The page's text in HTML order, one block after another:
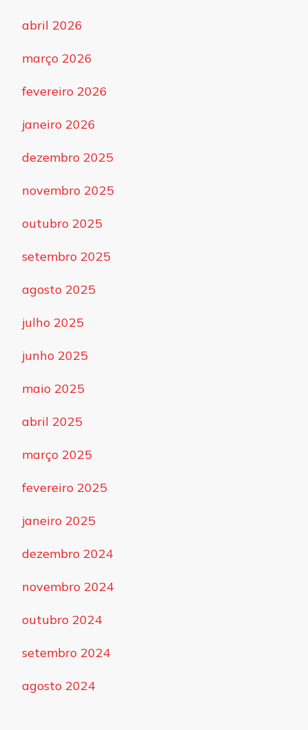
abril 2026
março 2026
fevereiro 2026
janeiro 2026
dezembro 2025
novembro 2025
outubro 2025
setembro 2025
agosto 2025
julho 2025
junho 2025
maio 2025
abril 2025
março 2025
fevereiro 2025
janeiro 2025
dezembro 2024
novembro 2024
outubro 2024
setembro 2024
agosto 2024